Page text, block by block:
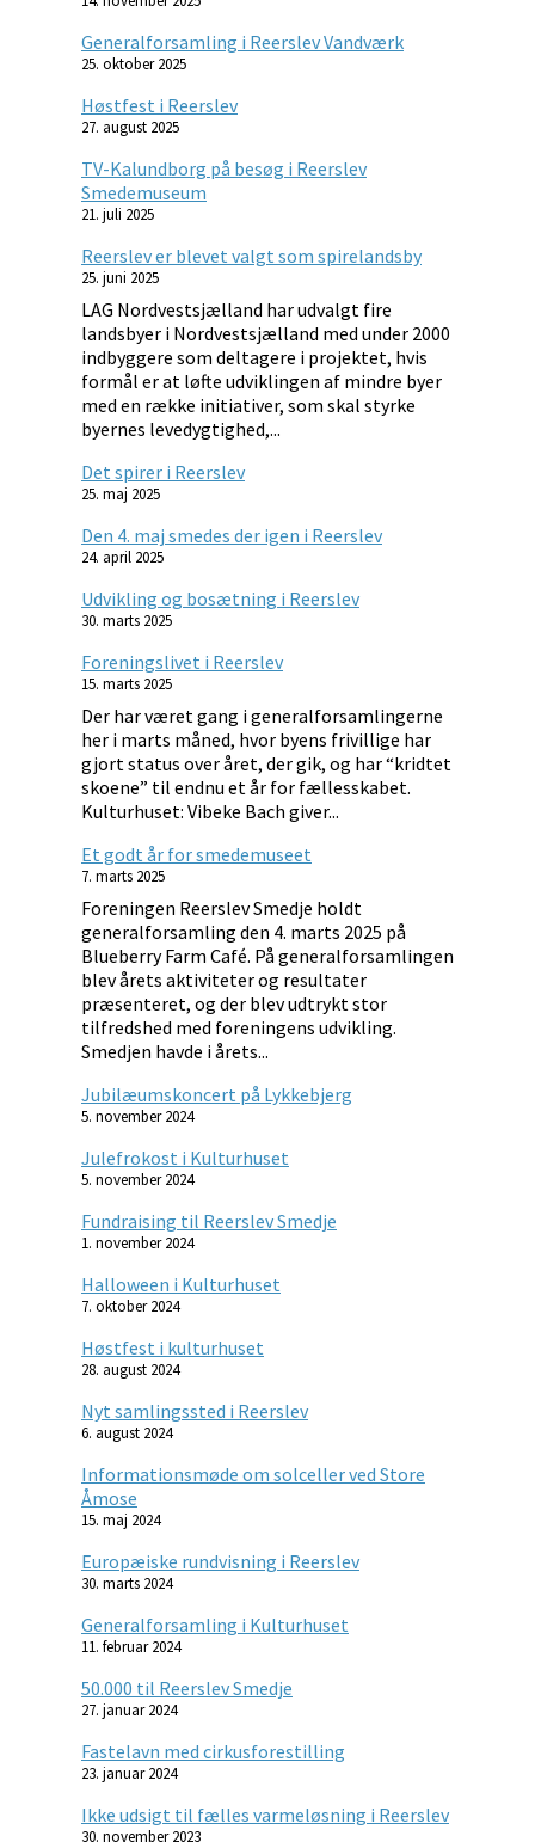
Generalforsamling i Reerslev Vandværk
25. oktober 2025
Høstfest i Reerslev
27. august 2025
TV-Kalundborg på besøg i Reerslev
Smedemuseum
21. juli 2025
Reerslev er blevet valgt som spirelandsby
25. juni 2025
LAG Nordvestsjælland har udvalgt fire
landsbyer i Nordvestsjælland med under 2000
indbyggere som deltagere i projektet, hvis
formål er at løfte udviklingen af mindre byer
med en række initiativer, som skal styrke
byernes levedygtighed,...
Det spirer i Reerslev
25. maj 2025
Den 4. maj smedes der igen i Reerslev
24. april 2025
Udvikling og bosætning i Reerslev
30. marts 2025
Foreningslivet i Reerslev
15. marts 2025
Der har været gang i generalforsamlingerne
her i marts måned, hvor byens frivillige har
gjort status over året, der gik, og har “kridtet
skoene” til endnu et år for fællesskabet.
Kulturhuset: Vibeke Bach giver...
Et godt år for smedemuseet
7. marts 2025
Foreningen Reerslev Smedje holdt
generalforsamling den 4. marts 2025 på
Blueberry Farm Café. På generalforsamlingen
blev årets aktiviteter og resultater
præsenteret, og der blev udtrykt stor
tilfredshed med foreningens udvikling.
Smedjen havde i årets...
Jubilæumskoncert på Lykkebjerg
5. november 2024
Julefrokost i Kulturhuset
5. november 2024
Fundraising til Reerslev Smedje
1. november 2024
Halloween i Kulturhuset
7. oktober 2024
Høstfest i kulturhuset
28. august 2024
Nyt samlingssted i Reerslev
6. august 2024
Informationsmøde om solceller ved Store
Åmose
15. maj 2024
Europæiske rundvisning i Reerslev
30. marts 2024
Generalforsamling i Kulturhuset
11. februar 2024
50.000 til Reerslev Smedje
27. januar 2024
Fastelavn med cirkusforestilling
23. januar 2024
Ikke udsigt til fælles varmeløsning i Reerslev
30. november 2023